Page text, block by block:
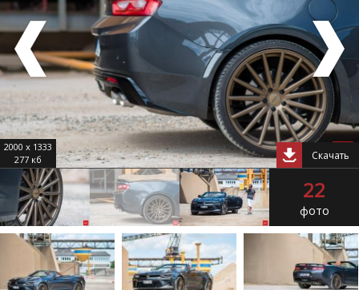
2000 x 1333
277 кб
Скачать
22
фото